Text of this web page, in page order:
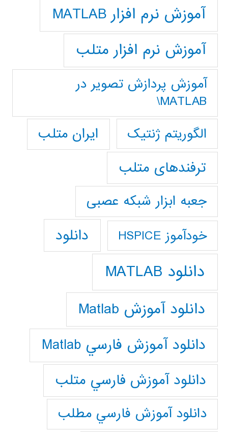
آموزش نرم افزار MATLAB
آموزش نرم افزار متلب
آموزش پردازش تصوير در
MATLAB\
الگوریتم ژنتیک
ایران متلب
ترفندهای متلب
جعبه ابزار شبکه عصبی
خودآموز HSPICE دانلود
دانلود MATLAB
دانلود آموزش Matlab
دانلود آموزش فارسي Matlab
دانلود آموزش فارسي متلب
دانلود آموزش فارسي مطلب